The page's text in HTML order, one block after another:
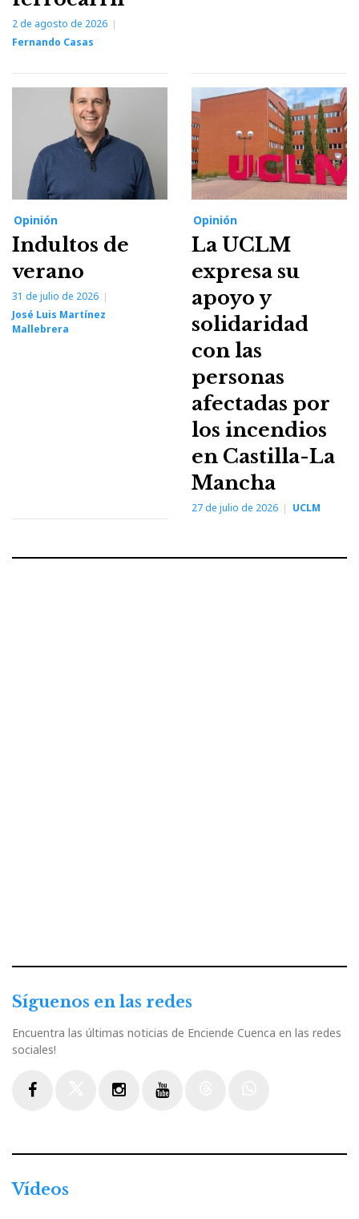
2 de agosto de 2026
Fernando Casas
Opinión
Indultos de
verano
31 de julio de 2026
José Luis Martínez
Mallebrera
Opinión
La UCLM
expresa su
apoyo y
solidaridad
con las
personas
afectadas por
los incendios
en Castilla-La
Mancha
27 de julio de 2026 UCLM
Síguenos en las redes
Encuentra las últimas noticias de Enciende Cuenca en las redes
sociales!
Vídeos